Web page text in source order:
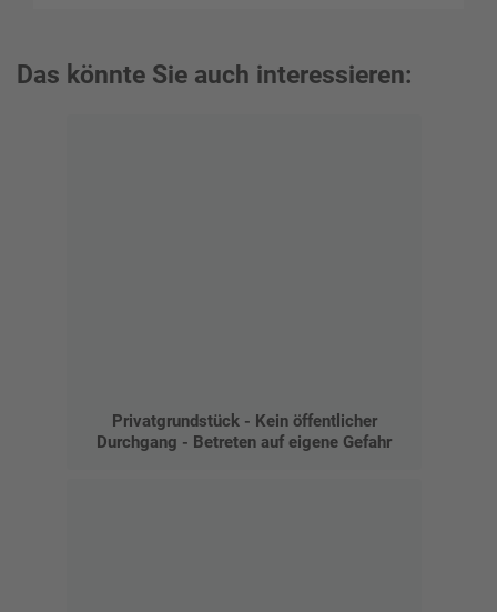
Das könnte Sie auch interessieren:
Privatgrundstück - Kein öffentlicher
Durchgang - Betreten auf eigene Gefahr